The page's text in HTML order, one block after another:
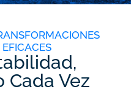
Cada Vez